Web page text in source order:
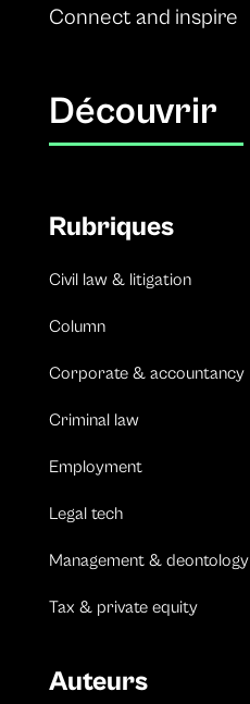
Connect and inspire
Découvrir
Rubriques
Civil law & litigation
Column
Corporate & accountancy
Criminal law
Employment
Legal tech
Management & deontology
Tax & private equity
Auteurs